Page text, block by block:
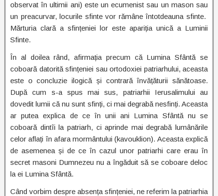
observat în ultimii ani) este un ecumenist sau un mason sau
un preacurvar, locurile sfinte vor rămâne întotdeauna sfinte.
Mărturia clară a sfințeniei lor este apariția unică a Luminii
Sfinte.
În al doilea rând, afirmația precum că Lumina Sfântă se
coboară datorită sfințeniei sau ortodoxiei patriarhului, aceasta
este o concluzie ilogică și contrară învățăturii sănătoase.
După cum s-a spus mai sus, patriarhii Ierusalimului au
dovedit lumii că nu sunt sfinți, ci mai degrabă nesfinți. Aceasta
ar putea explica de ce în unii ani Lumina Sfântă nu se
coboară dintîi la patriarh, ci aprinde mai degrabă lumânările
celor aflați în afara mormântului (kavouklion). Aceasta explică
de asemenea și de ce în cazul unor patriarhi care erau în
secret masoni Dumnezeu nu a îngăduit să se coboare deloc
la ei Lumina Sfântă.
Când vorbim despre absența sfințeniei, ne referim la patriarhia